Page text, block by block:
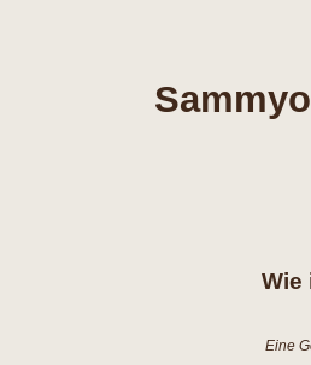
Wie
Eine